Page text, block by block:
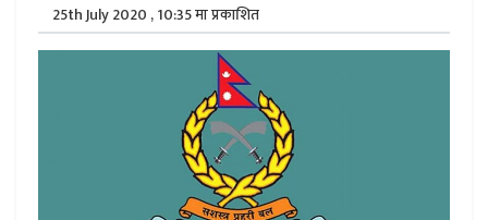
25th July 2020 , 10:35 मा प्रकाशित